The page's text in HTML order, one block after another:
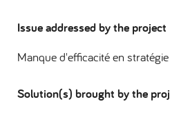
Issue addressed by the project
Manque d'efficacité en stratégie
Solution(s) brought by the